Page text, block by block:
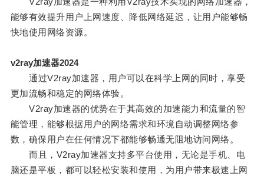
能够有效提升用户上网速度、降低网络延迟，让用户能够畅
快地使用网络资源。
v2ray加速器2024
通过V2ray加速器，用户可以在科学上网的同时，享受
更加流畅和稳定的网络体验。
V2ray加速器的优势在于其高效的加速能力和流量的智
能管理，能够根据用户的网络需求和环境自动调整网络参
数，确保用户在任何情况下都能够畅通无阻地访问网络。
而且，V2ray加速器支持多平台使用，无论是手机、电
脑还是平板，都可以轻松安装和使用，为用户带来极速上网